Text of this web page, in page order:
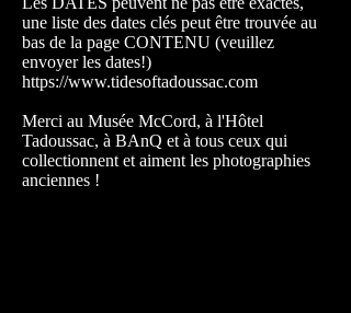
une liste des dates clés peut être trouvée au
bas de la page CONTENU (veuillez
envoyer les dates!)
https://www.tidesoftadoussac.com
Merci au Musée McCord, à l'Hôtel
Tadoussac, à BAnQ et à tous ceux qui
collectionnent et aiment les photographies
anciennes !